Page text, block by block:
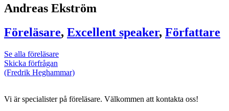
Andreas Ekström
Föreläsare, Excellent speaker, Författare
Se alla föreläsare
Skicka förfrågan
(Fredrik Heghammar)
Vi är specialister på föreläsare. Välkommen att kontakta oss!